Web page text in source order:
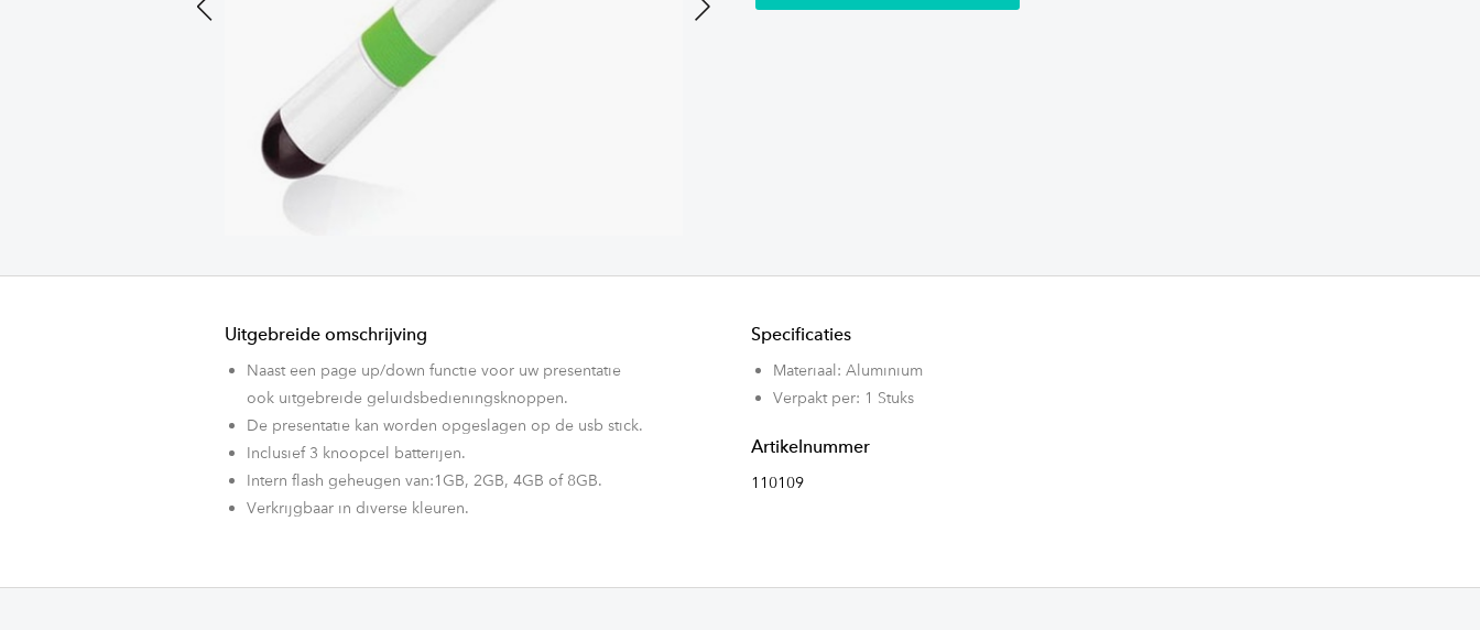
Uitgebreide omschrijving
Naast een page up/down functie voor uw presentatie
ook uitgebreide geluidsbedieningsknoppen.
De presentatie kan worden opgeslagen op de usb stick.
Inclusief 3 knoopcel batterijen.
Intern flash geheugen van:1GB, 2GB, 4GB of 8GB.
Verkrijgbaar in diverse kleuren.
Specificaties
Materiaal: Aluminium
Verpakt per: 1 Stuks
Artikelnummer
110109